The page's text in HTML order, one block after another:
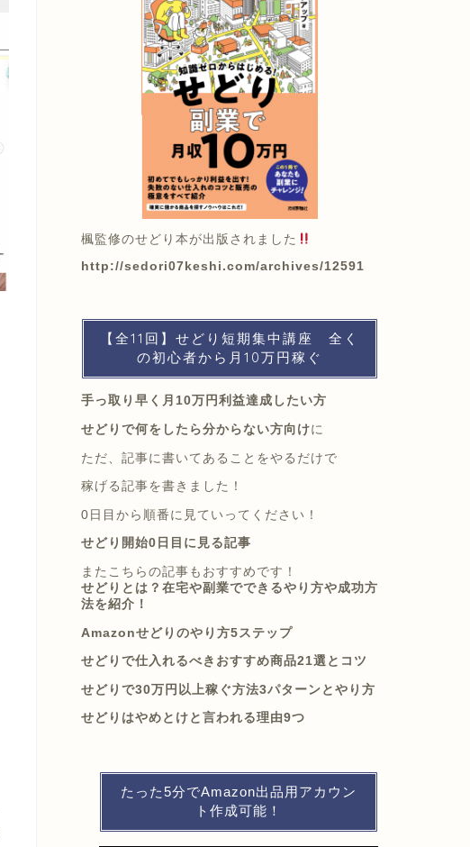
楓監修のせどり本が出版されました
http://sedori07keshi.com/archives/12591
【全11回】せどり短期集中講座 全く
の初心者から月10万円稼ぐ
手っ取り早く月10万円利益達成したい方
せどりで何をしたら分からない方向けに
ただ、記事に書いてあることをやるだけで
稼げる記事を書きました！
0日目から順番に見ていってください！
せどり開始0日目に見る記事
またこちらの記事もおすすめです！
せどりとは？在宅や副業でできるやり方や成功方
法を紹介！
Amazonせどりのやり方5ステップ
せどりで仕入れるべきおすすめ商品21選とコツ
せどりで30万円以上稼ぐ方法3パターンとやり方
せどりはやめとけと言われる理由9つ
たった5分でAmazon出品用アカウン
ト作成可能！